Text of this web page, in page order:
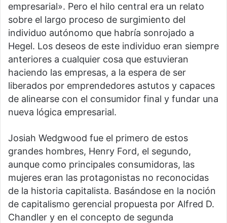
empresarial». Pero el hilo central era un relato
sobre el largo proceso de surgimiento del
individuo autónomo que habría sonrojado a
Hegel. Los deseos de este individuo eran siempre
anteriores a cualquier cosa que estuvieran
haciendo las empresas, a la espera de ser
liberados por emprendedores astutos y capaces
de alinearse con el consumidor final y fundar una
nueva lógica empresarial.
Josiah Wedgwood fue el primero de estos
grandes hombres, Henry Ford, el segundo,
aunque como principales consumidoras, las
mujeres eran las protagonistas no reconocidas
de la historia capitalista. Basándose en la noción
de capitalismo gerencial propuesta por Alfred D.
Chandler y en el concepto de segunda